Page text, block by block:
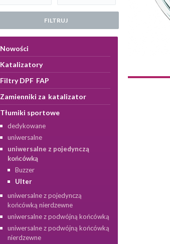
FILTRUJ
Nowości
Katalizatory
Filtry DPF FAP
Zamienniki za katalizator
Tłumiki sportowe
dedykowane
uniwersalne
uniwersalne z pojedynczą
końcówką
Buzzer
Ulter
uniwersalne z pojedynczą
końcówką nierdzewne
uniwersalne z podwójną końcówką
uniwersalne z podwójną końcówką
nierdzewne